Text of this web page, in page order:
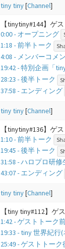
tiny tiny[Channel]
【tinytiny#144】ゲ
0:00 - オープニング
1:18 - 前半トーク
4:08 - メンバーコメ
19:42 - 特別企画「
28:23 - 後半トーク
37:58 - エンディング
tiny tiny[Channel]
【tinytiny#136】ゲ
1:10 - 前半トーク
19:45 - 後半トーク
31:58 - ハロプロ研
43:07 - エンディング
tiny tiny[Channel]
【tiny tiny#112】
1:42 - ゲストトーク
19:33 - tiny 世界紀
25:49 - ゲストトーク